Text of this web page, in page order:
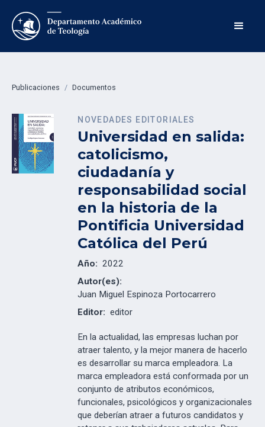
Publicaciones / Documentos
NOVEDADES EDITORIALES
Universidad en salida:
catolicismo,
ciudadanía y
responsabilidad social
en la historia de la
Pontificia Universidad
Católica del Perú
Año: 2022
Autor(es):
Juan Miguel Espinoza Portocarrero
Editor: editor
En la actualidad, las empresas luchan por
atraer talento, y la mejor manera de hacerlo
es desarrollar su marca empleadora. La
marca empleadora está conformada por un
conjunto de atributos económicos,
funcionales, psicológicos y organizacionales
que deberían atraer a futuros candidatos y